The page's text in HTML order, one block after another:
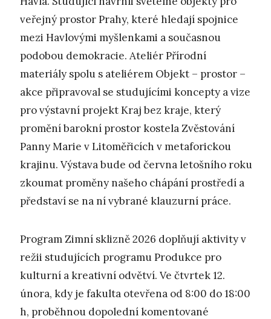
veřejný prostor Prahy, které hledají spojnice
mezi Havlovými myšlenkami a současnou
podobou demokracie. Ateliér Přírodní
materiály spolu s ateliérem Objekt – prostor –
akce připravoval se studujícími koncepty a vize
pro výstavní projekt Kraj bez kraje, který
promění barokní prostor kostela Zvěstování
Panny Marie v Litoměřicích v metaforickou
krajinu. Výstava bude od června letošního roku
zkoumat proměny našeho chápání prostředí a
představí se na ní vybrané klauzurní práce.
Program Zimní sklizně 2026 doplňují aktivity v
režii studujících programu Produkce pro
kulturní a kreativní odvětví. Ve čtvrtek 12.
února, kdy je fakulta otevřena od 8:00 do 18:00
h, proběhnou dopolední komentované